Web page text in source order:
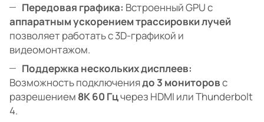
Передовая графика: Встроенный GPU с
аппаратным ускорением трассировки лучей
позволяет работать с 3D-графикой и
видеомонтажом.
Поддержка нескольких дисплеев:
Возможность подключениядо 3 мониторовс
разрешением 8K 60 Гцчерез HDMI или Thunderbolt
4.